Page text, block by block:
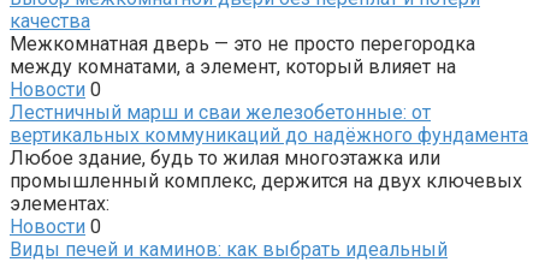
качества
Межкомнатная дверь — это не просто перегородка
между комнатами, а элемент, который влияет на
Новости 0
Лестничный марш и сваи железобетонные: от
вертикальных коммуникаций до надёжного фундамента
Любое здание, будь то жилая многоэтажка или
промышленный комплекс, держится на двух ключевых
элементах:
Новости 0
Виды печей и каминов: как выбрать идеальный